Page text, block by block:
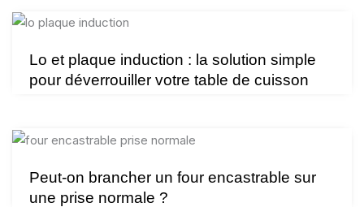
Lo et plaque induction : la solution simple
pour déverrouiller votre table de cuisson
Peut-on brancher un four encastrable sur
une prise normale ?